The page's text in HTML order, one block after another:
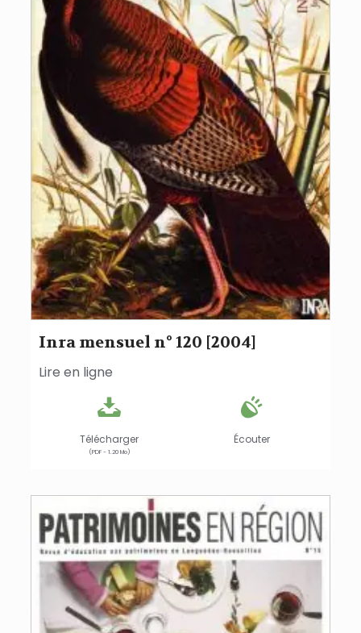
Inra mensuel n° 120 [2004]
Lire en ligne
Télécharger
(PDF - 1.20 Mo)
Écouter